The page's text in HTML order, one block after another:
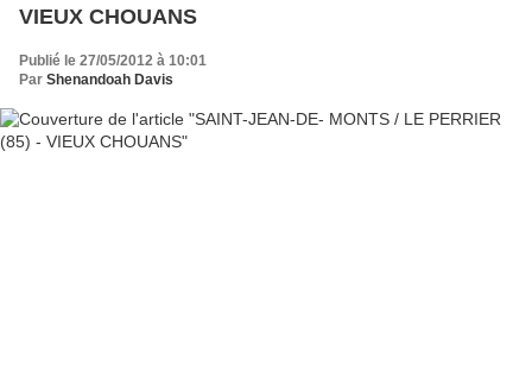
VIEUX CHOUANS
Publié le 27/05/2012 à 10:01
Par Shenandoah Davis